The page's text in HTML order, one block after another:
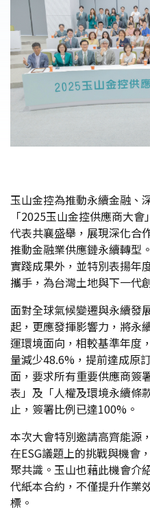
玉山金控為推動永續金融、
「2025玉山金控供應商大
代表共襄盛舉，展現深化合
推動金融業供應鏈永續轉型
實踐成果外，並特別表揚年
攜手，為台灣土地與下一代
面對全球氣候變遷與永續發
起，更應發揮影響力，將永
運環境面向，相較基準年度
量減少48.6%，提前達成原
面，要求所有重要供應商簽
表」及「人權及環境永續條
止，簽署比例已達100%。
本次大會特別邀請高齊能源
在ESG議題上的挑戰與機會
聚共識。玉山也藉此機會介
代紙本合約，不僅提升作業
標。